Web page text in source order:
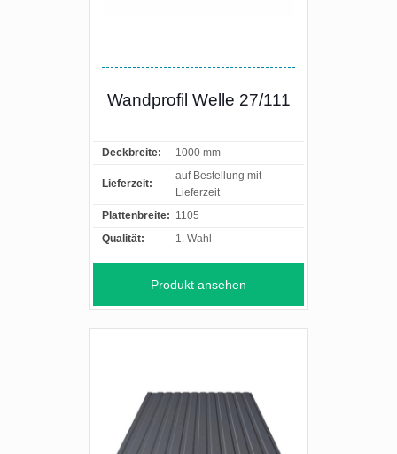
Wandprofil Welle 27/111
Deckbreite: 1000 mm
Lieferzeit:
auf Bestellung mit
Lieferzeit
Plattenbreite: 1105
Qualität:
1. Wahl
Produkt ansehen